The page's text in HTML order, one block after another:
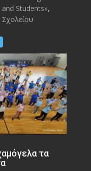
Students»,
Σχολείου
τα